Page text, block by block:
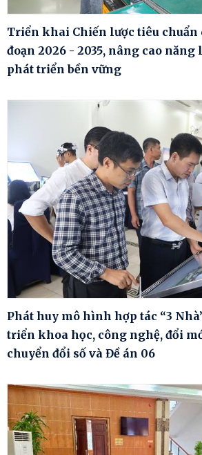
Triển khai Chiến lược tiêu chuẩn
đoạn 2026 - 2035, nâng cao
phát triển bền vững
Phát huy mô hình hợp tác “3
triển khoa học, công nghệ, đổi
chuyển đổi số và Đề án 06